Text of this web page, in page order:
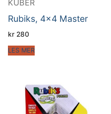
KUBER
Rubiks, 4×4 Master
kr 280
LES MER